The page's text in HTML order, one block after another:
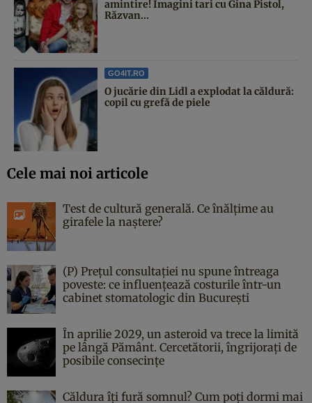
amintire! Imagini tari cu Gina Pistol,
Răzvan...
GO4IT.RO
O jucărie din Lidl a explodat la căldură:
copil cu grefă de piele
Cele mai noi articole
Test de cultură generală. Ce înălțime au
girafele la naștere?
(P) Prețul consultației nu spune întreaga
poveste: ce influențează costurile într-un
cabinet stomatologic din București
În aprilie 2029, un asteroid va trece la limită
pe lângă Pământ. Cercetătorii, îngrijorați de
posibile consecințe
Căldura îți fură somnul? Cum poți dormi mai